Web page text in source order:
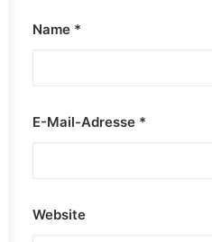
Name *
E-Mail-Adresse *
Website